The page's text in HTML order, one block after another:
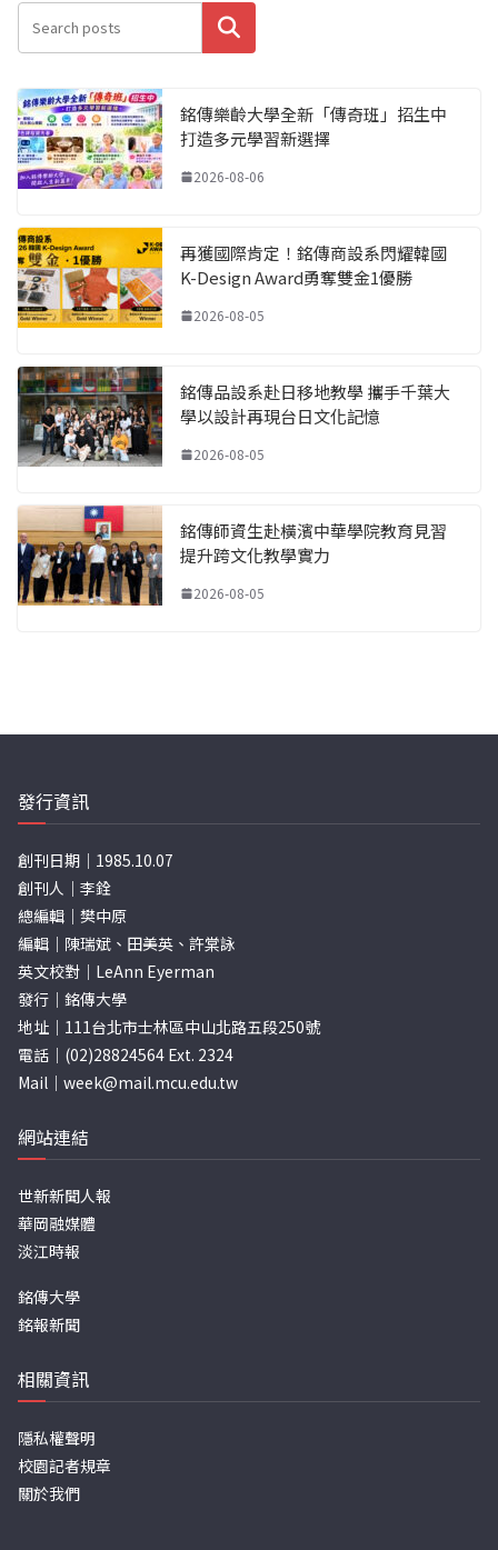
搜尋
銘傳樂齡大學全新「傳奇班」招生中
打造多元學習新選擇
2026-08-06
再獲國際肯定！銘傳商設系閃耀韓國
K-Design Award勇奪雙金1優勝
2026-08-05
銘傳品設系赴日移地教學 攜手千葉大
學以設計再現台日文化記憶
2026-08-05
銘傳師資生赴橫濱中華學院教育見習
提升跨文化教學實力
2026-08-05
發行資訊
創刊日期｜1985.10.07
創刊人｜李銓
總編輯｜樊中原
編輯｜陳瑞斌、田美英、許棠詠
英文校對｜LeAnn Eyerman
發行｜銘傳大學
地址｜111台北市士林區中山北路五段250號
電話｜(02)28824564 Ext. 2324
Mail｜ week@mail.mcu.edu.tw
網站連結
世新新聞人報
華岡融媒體
淡江時報
銘傳大學
銘報新聞
相關資訊
隱私權聲明
校園記者規章
關於我們